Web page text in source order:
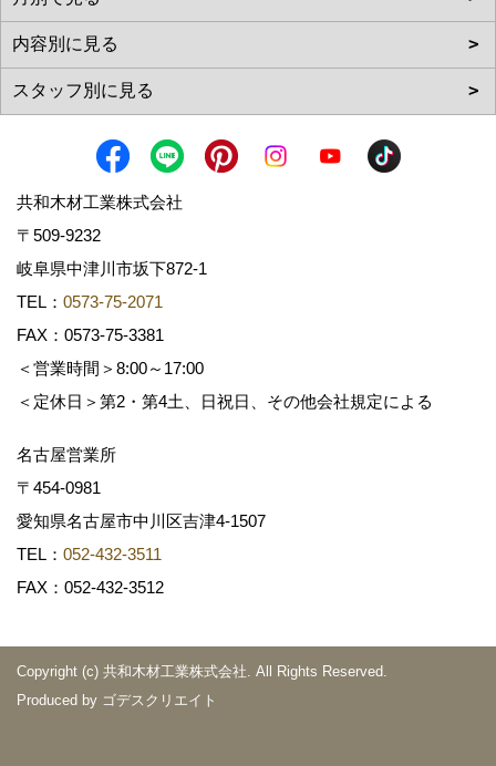
共和木材工業株式会社
〒509-9232
岐阜県中津川市坂下872‐1
TEL： 0573-75-2071
FAX：0573-75-3381
＜営業時間＞8:00～17:00
＜定休日＞第2・第4土、日祝日、その他会社規定による
名古屋営業所
〒454-0981
愛知県名古屋市中川区吉津4-1507
TEL： 052-432-3511
FAX：052-432-3512
Copyright (c) 共和木材工業株式会社. All Rights Reserved.
Produced by ゴデスクリエイト